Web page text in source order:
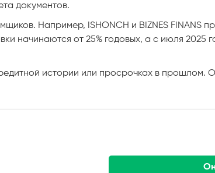
документов.
Например, ISHONCH и BIZNES FINANS
начинаются от 25% годовых, а с июля 2025
истории или просрочках в прошлом.